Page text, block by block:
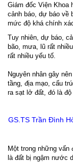
Giám đốc Viện Khoa
cảnh báo, dự báo về
mức độ khá chính
Tuy nhiên, dự báo,
bão, mưa, lũ rất
rất nhiều yếu tố.
Nguyên nhân gây
tầng, địa mạo, cấu
ra sạt lở đất, đó là
GS.TS Trần Đình
Một trong những vấn
là đất bị ngậm nước